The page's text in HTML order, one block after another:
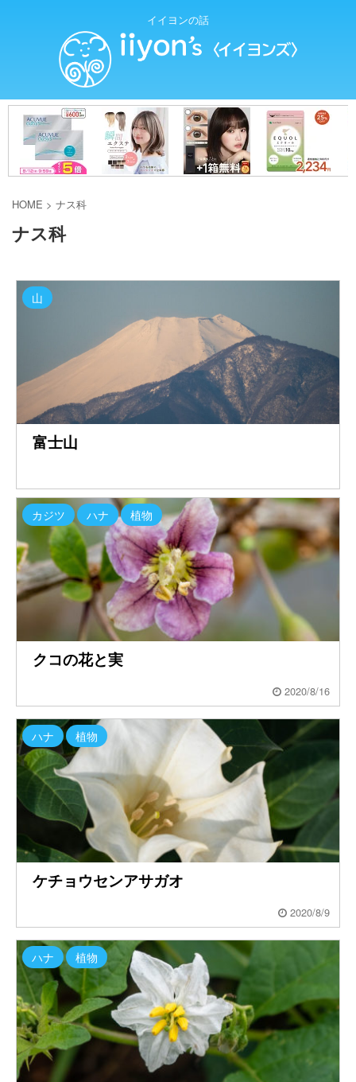
イイヨンの話
HOME > ナス科
ナス科
山
富士山
カジツ ハナ 植物
クコの花と実
2020/8/16
ハナ 植物
ケチョウセンアサガオ
2020/8/9
ハナ 植物